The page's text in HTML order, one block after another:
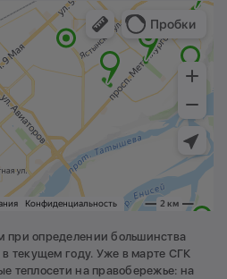
при определении большинства
текущем году. Уже в марте СГК
теплосети на правобережье: на